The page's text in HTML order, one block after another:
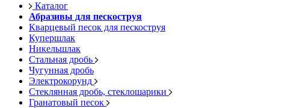
Каталог
Абразивы для пескоструя
Кварцевый песок для пескоструя
Купершлак
Никельшлак
Стальная дробь
Чугунная дробь
Электрокорунд
Стеклянная дробь, стеклошарики
Гранатовый песок